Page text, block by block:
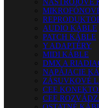
NÁSTROJOVÉ
AUDIO KÁBLE
PATCH KÁBLE
Y ADAPTÉRY
MIDI KÁBLE
DMX A
NAPÁJACIE
ZÁSUVKOVÉ
CEE
CEE